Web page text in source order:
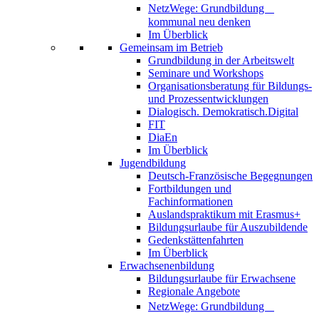
NetzWege: Grundbildung
kommunal neu denken
Im Überblick
Gemeinsam im Betrieb
Grundbildung in der Arbeitswelt
Seminare und Workshops
Organisationsberatung für Bildungs-
und Prozessentwicklungen
Dialogisch. Demokratisch.Digital
FIT
DiaEn
Im Überblick
Jugendbildung
Deutsch-Französische Begegnungen
Fortbildungen und
Fachinformationen
Auslandspraktikum mit Erasmus+
Bildungsurlaube für Auszubildende
Gedenkstättenfahrten
Im Überblick
Erwachsenenbildung
Bildungsurlaube für Erwachsene
Regionale Angebote
NetzWege: Grundbildung